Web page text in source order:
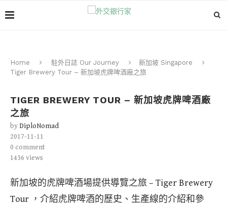
Home 駐外日誌 Our Journey
新加坡 Singapore
Tiger Brewery Tour – 新加坡虎牌啤酒廠之旅
TIGER BREWERY TOUR – 新加坡虎牌啤酒廠
之旅
byDiploNomad
2017-11-11
0 comment
1436 views
新加坡的虎牌啤酒場提供導覽之旅 – Tiger Brewery
Tour ，介紹虎牌啤酒的歷史、生產線的介紹和參